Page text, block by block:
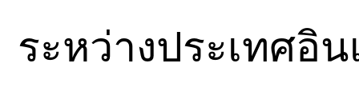
ระหว่างประเทศอิ